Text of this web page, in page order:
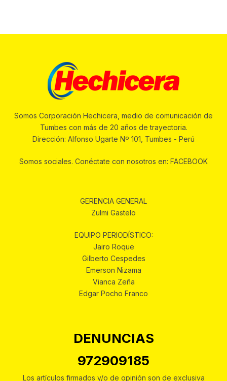
Somos Corporación Hechicera, medio de comunicación de
Tumbes con más de 20 años de trayectoria.
Dirección: Alfonso Ugarte Nº 101, Tumbes - Perú
Somos sociales. Conéctate con nosotros en: FACEBOOK
GERENCIA GENERAL
Zulmi Gastelo
EQUIPO PERIODÍSTICO:
Jairo Roque
Gilberto Cespedes
Emerson Nizama
Vianca Zeña
Edgar Pocho Franco
DENUNCIAS
972909185
Los artículos firmados y/o de opinión son de exclusiva